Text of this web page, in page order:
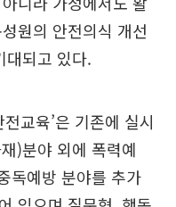
원의 안전의식 개선
대되고 있다.
교육’은 기존에 실시
)분야 외에 폭력예
독예방 분야를 추가